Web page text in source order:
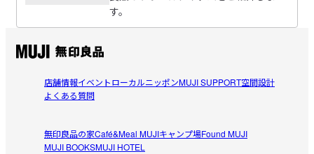
よい
化粧水いれるのに購入しました。きめ細かい霧ででるので
mochicoo
使いやすい！
す。
店舗情報イベントローカルニッポンMUJI SUPPORT空間設計
よくある質問
無印良品の家Café&Meal MUJIキャンプ場Found MUJI
MUJI BOOKSMUJI HOTEL